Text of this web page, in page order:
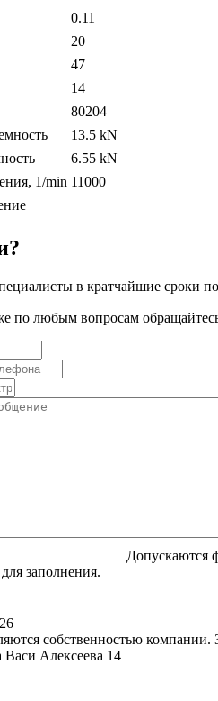
0.11
20
47
14
80204
13.5 kN
6.55 kN
1/min 11000
в кратчайшие сроки
по любым вопросам
Допускаются
заполнения.
собственностью
Васи Алексеева 14